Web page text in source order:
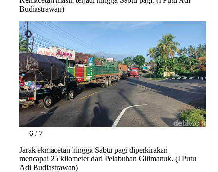
Budiastrawan)
6 / 7
Jarak ekmacetan hingga Sabtu pagi diperkirakan
mencapai 25 kilometer dari Pelabuhan Gilimanuk. (I Putu
Adi Budiastrawan)